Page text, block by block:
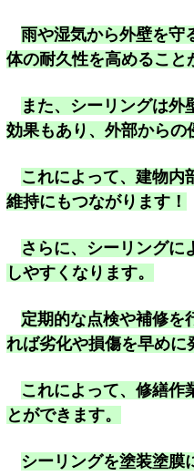
雨や湿気から外壁を守
体の耐久性を高めること
また、シーリングは外
効果もあり、外部からの
これによって、建物内
維持にもつながります！
さらに、シーリングに
しやすくなります。
定期的な点検や補修を
れば劣化や損傷を早めに
これによって、修繕作
とができます。
シーリングを塗装塗膜